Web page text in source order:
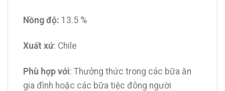
Nồng độ: 13.5 %
Xuất xứ: Chile
Phù hợp với: Thưởng thức trong các bữa ăn
gia đình hoặc các bữa tiệc đông người